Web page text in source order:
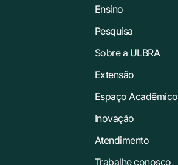
Ensino
Pesquisa
Sobre a ULBRA
Extensão
Espaço Acadêmico
Inovação
Atendimento
Trabalhe conosco